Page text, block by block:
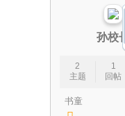
孙校长
2
主题
1
回帖
书童